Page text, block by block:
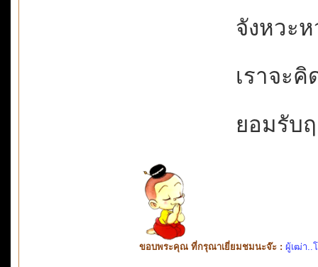
จังหวะห
เราจะ
ยอมรับ
ขอบพระคุณ ที่กรุณาเยี่ยมชมนะจ๊ะ : ผู้เฒ่า..